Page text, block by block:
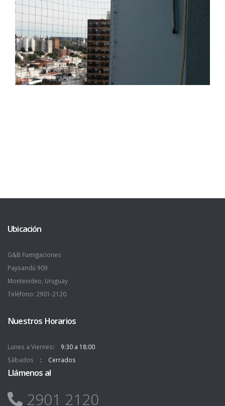
Ubicación
G&B Fumigaciones
Paysandú 909
Montevideo, Uruguay
Teléfono: 2901-2120
Nuestros Horarios
Lunes a Viernes
9:30 a 18:00
Sábados
Cerrados
Llámenos al
2901 2120